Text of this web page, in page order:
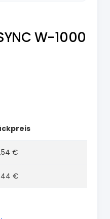
W-1000
€
€